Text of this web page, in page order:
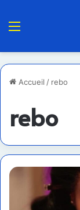
Menu
Accueil / rebo
rebo